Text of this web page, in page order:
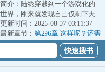
简介：陆绣穿越到一个游戏化的
世界，刚来就发现自己仅剩下天
可活了。她不敢下副本赚生存天
数，因为不适应...
更新时间：2026-08-07 03:11:37
最新章节： 第296章 这样呢？还需
要三年？(一万二求下月票……)